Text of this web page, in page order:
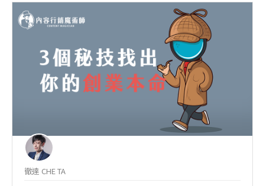
徹達 CHE TA